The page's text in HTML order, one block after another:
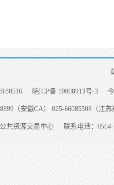
皖ICP备 19008913号-3
（安徽CA） 025-66085508（江
共资源交易中心 联系电话：0564-